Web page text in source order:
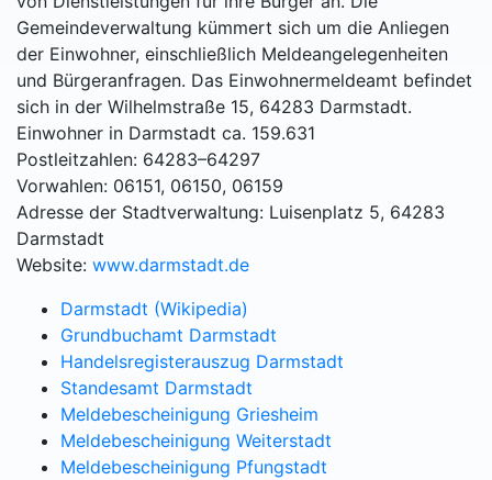
Gemeindeverwaltung kümmert sich um die Anliegen
der Einwohner, einschließlich Meldeangelegenheiten
und Bürgeranfragen. Das Einwohnermeldeamt befindet
sich in der Wilhelmstraße 15, 64283 Darmstadt.
Einwohner in Darmstadt ca. 159.631
Postleitzahlen: 64283–64297
Vorwahlen: 06151, 06150, 06159
Adresse der Stadtverwaltung: Luisenplatz 5, 64283
Darmstadt
Website: www.darmstadt.de
Darmstadt (Wikipedia)
Grundbuchamt Darmstadt
Handelsregisterauszug Darmstadt
Standesamt Darmstadt
Meldebescheinigung Griesheim
Meldebescheinigung Weiterstadt
Meldebescheinigung Pfungstadt